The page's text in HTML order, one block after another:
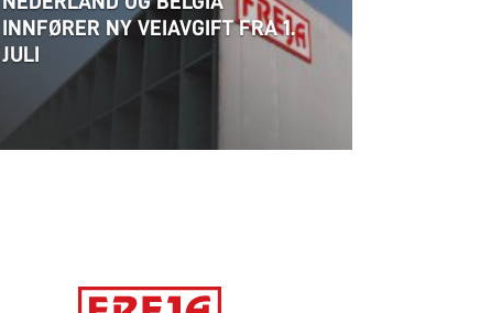
INNFØRER NY VEIAVGIFT FRA 1.
JULI